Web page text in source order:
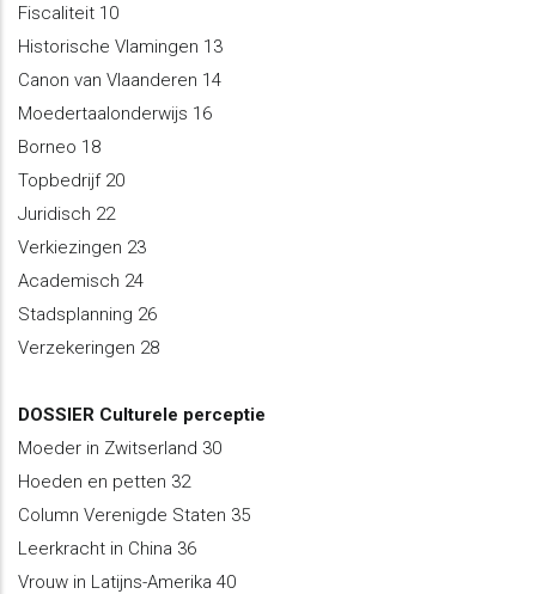
Fiscaliteit 10
Historische Vlamingen 13
Canon van Vlaanderen 14
Moedertaalonderwijs 16
Borneo 18
Topbedrijf 20
Juridisch 22
Verkiezingen 23
Academisch 24
Stadsplanning 26
Verzekeringen 28
DOSSIER Culturele perceptie
Moeder in Zwitserland 30
Hoeden en petten 32
Column Verenigde Staten 35
Leerkracht in China 36
Vrouw in Latijns-Amerika 40